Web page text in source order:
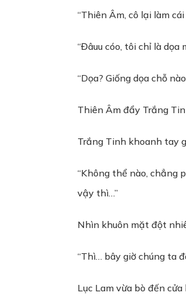
“Thiên Âm, cô lại làm
“Đâuu cóo, tôi chỉ là dọa
“Dọa? Giống dọa chỗ
Thiên Âm đẩy Trắng
Trắng Tinh khoanh tay
“Không thể nào, chẳng
vậy thì…”
Nhìn khuôn mặt đột
“Thì… bây giờ chúng ta
Lục Lam vừa bò đến